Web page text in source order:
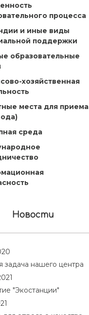
процесса
и иные виды
поддержки
образовательные
хозяйственная
места для приема
среда
Новости
задача нашего центра
"Экостанции"